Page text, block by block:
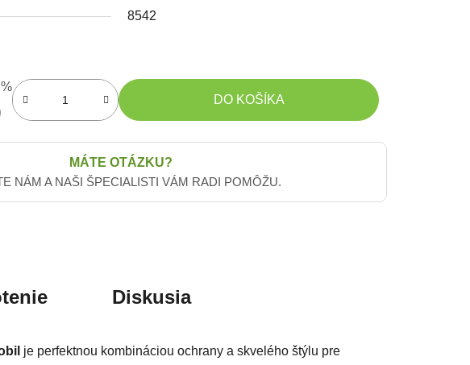
8542
DO KOŠÍKA
MÁTE OTÁZKU?
NÁM A NAŠI ŠPECIALISTI VÁM RADI POMÔŽU.
Diskusia
je perfektnou kombináciou ochrany a skvelého štýlu pre